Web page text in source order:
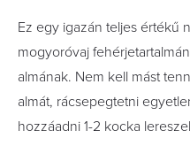
Ez egy igazán teljes értékű
mogyoróvaj
almának. Nem kell mást
almát, rácsepegtetni
hozzáadni 1-2 kocka